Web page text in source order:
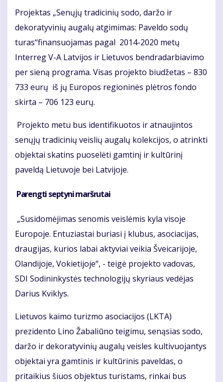
Projektas „Senųjų tradicinių sodo, daržo ir
dekoratyvinių augalų atgimimas: Paveldo sodų
turas“finansuojamas pagal 2014-2020 metų
Interreg V-A Latvijos ir Lietuvos bendradarbiavimo
per sieną programa. Visas projekto biudžetas – 830
733 eurų iš jų Europos regioninės plėtros fondo
skirta – 706 123 eurų.
Projekto metu bus identifikuotos ir atnaujintos
senųjų tradicinių veislių augalų kolekcijos, o atrinkti
objektai skatins puoselėti gamtinį ir kultūrinį
paveldą Lietuvoje bei Latvijoje.
Parengti septyni maršrutai
„Susidomėjimas senomis veislėmis kyla visoje
Europoje. Entuziastai buriasi į klubus, asociacijas,
draugijas, kurios labai aktyviai veikia Šveicarijoje,
Olandijoje, Vokietijoje“, - teigė projekto vadovas,
SDI Sodininkystės technologijų skyriaus vedėjas
Darius Kviklys.
Lietuvos kaimo turizmo asociacijos (LKTA)
prezidento Lino Žabaliūno teigimu, senąsias sodo,
daržo ir dekoratyvinių augalų veisles kultivuojantys
objektai yra gamtinis ir kultūrinis paveldas, o
pritaikius šiuos objektus turistams, rinkai bus